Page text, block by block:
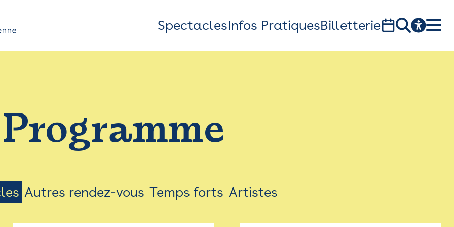
Top
Bar
Menu
SpectaclesInfos PratiquesBilletterie
1, av. du Chateau d'eau - 31300 Toulouse
Programme
Autres rendez-vous Temps forts Artistes